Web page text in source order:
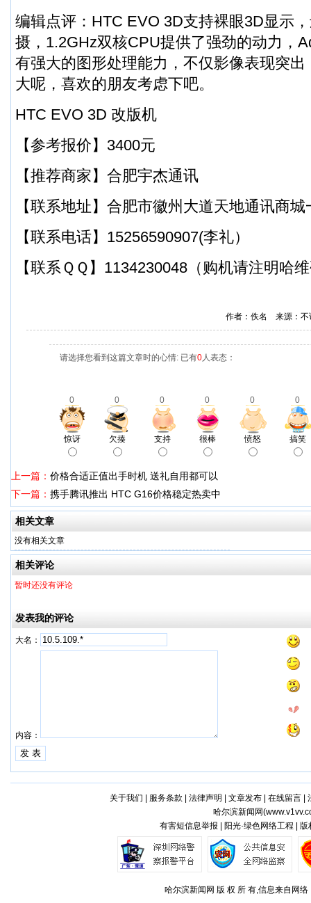
编辑点评：HTC EVO 3D支持裸眼3D显示
摄，1.2GHz双核CPU提供了强劲的动力，
有强大的图形处理能力，不仅影像表现突
大呢，喜欢的朋友考虑下吧。
HTC EVO 3D 改版机
【参考报价】3400元
【推荐商家】合肥宇杰通讯
【联系地址】合肥市徽州大道天地通讯商
【联系电话】15256590907(李礼）
【联系ＱＱ】1134230048（购机请注明哈
作者：佚名 来源：
请选择您看到这篇文章时的心情: 已有0人表态：
0 0 0 0 0 0
惊讶 欠揍 支持 很棒 愤怒 搞笑
上一篇： 价格合适正值出手时机 送礼自用都可以
下一篇： 携手腾讯推出 HTC G16价格稳定热卖中
相关文章
没有相关文章
相关评论
暂时还没有评论
发表我的评论
大名：
内容：
关于我们 服务条款 法律声明 文章发布| 在线留言|
哈尔滨新闻网(
有害短信息举报 | 阳光·绿色网络工程 |
哈尔滨新闻网 版 权 所 有,信息来自网